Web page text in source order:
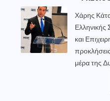
Χάρης
και
μέρα της